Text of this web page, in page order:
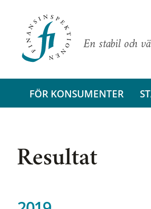
En stabil och
FÖR KONSUMENTER
Resultat